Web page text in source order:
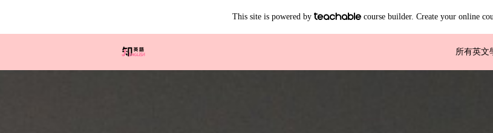
This site is powered by course builder. Create your online
所有英文